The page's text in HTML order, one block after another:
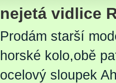
nejetá vidlice
Prodám starší
horské kolo,obě
ocelový sloupek